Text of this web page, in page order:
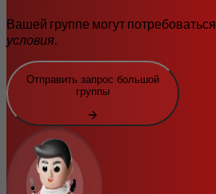
Вашей группе могут потребоваться
условия.
Отправить запрос большой
группы